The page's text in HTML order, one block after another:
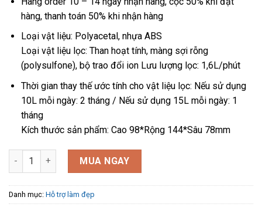
hàng, thanh toán 50% khi nhận hàng
Loại vật liệu: Polyacetal, nhựa ABS
Loại vật liệu lọc: Than hoạt tính, màng sợi rỗng
(polysulfone), bộ trao đổi ion Lưu lượng lọc: 1,6L/phút
Thời gian thay thế ước tính cho vật liệu lọc: Nếu sử dụng
10L mỗi ngày: 2 tháng / Nếu sử dụng 15L mỗi ngày: 1
tháng
Kích thước sản phẩm: Cao 98*Rộng 144*Sâu 78mm
Máy lọc nước gắn vòi Toray Torayvino MK307MX số lượng
MUA NGAY
Danh mục: Hỗ trợ làm đẹp